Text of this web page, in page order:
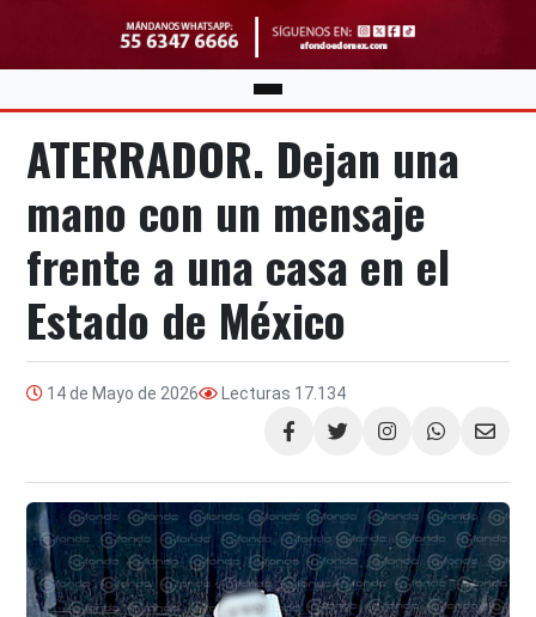
ATERRADOR. Dejan una
mano con un mensaje
frente a una casa en el
Estado de México
14 de Mayo de 2026 Lecturas 17.134
Compartir